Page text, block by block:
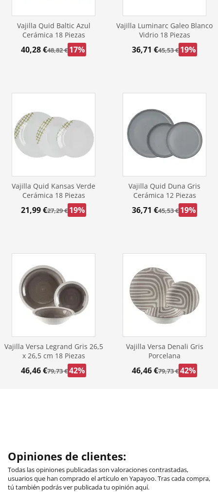
Vajilla Quid Baltic Azul
Cerámica 18 Piezas
40,28 €48,82 € 17%
Vajilla Luminarc Galeo Blanco
Vidrio 18 Piezas
36,71 €45,53 € 19%
Vajilla Quid Kansas Verde
Cerámica 18 Piezas
21,99 €27,29 € 19%
Vajilla Quid Duna Gris
Cerámica 12 Piezas
36,71 €45,53 € 19%
Vajilla Versa Legrand Gris 26,5
x 26,5 cm 18 Piezas
46,46 €79,73 €42%
Vajilla Versa Denali Gris
Porcelana
46,46 €79,73 €42%
Opiniones de clientes:
Todas las opiniones publicadas son valoraciones contrastadas,
usuarios que han comprado el artículo en Yapayoo. Tras cada compra,
tú también podrás ver publicada tu opinión aquí.